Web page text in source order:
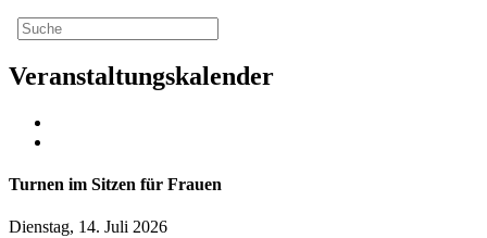
Veranstaltungskalender
Turnen im Sitzen für Frauen
Dienstag, 14. Juli 2026